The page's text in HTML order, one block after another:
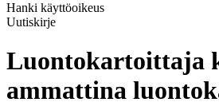
Hanki käyttöoikeus
Uutiskirje
Luontokartoittaja
ammattina